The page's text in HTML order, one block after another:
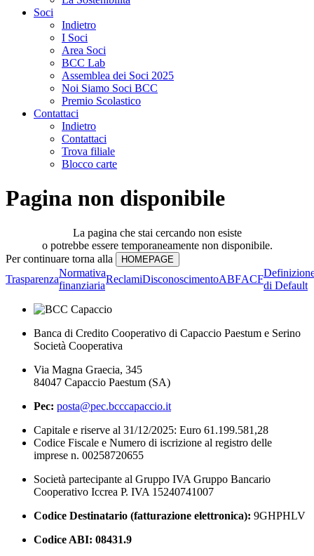
Soci
Indietro
I Soci
Area Soci
BCC Lab
Assemblea dei Soci 2025
Noi Siamo Soci BCC
Premio Scolastico
Contattaci
Indietro
Contattaci
Trova filiale
Blocco carte
Pagina non disponibile
La pagina che stai cercando non esiste
o potrebbe essere temporaneamente non disponibile.
Per continuare torna alla
Trasparenza
Normativa
finanziaria
ReclamiDisconoscimentoABFACF
di Default
Banca di Credito Cooperativo di Capaccio Paestum e Serino
Società Cooperativa
Via Magna Graecia, 345
84047 Capaccio Paestum (SA)
Pec: posta@pec.bcccapaccio.it
Capitale e riserve al 31/12/2025: Euro 61.199.581,28
Codice Fiscale e Numero di iscrizione al registro delle
imprese n. 00258720655
Società partecipante al Gruppo IVA Gruppo Bancario
Cooperativo Iccrea P. IVA 15240741007
Codice Destinatario (fatturazione elettronica): 9GHPHLV
Codice ABI: 08431.9